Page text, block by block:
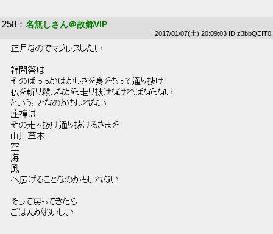
258 ： 名無しさん＠故郷VIP
2017/01/07(土) 20:09:03 ID:z3bbQEIT0
正月なのでマジレスしたい
禅問答は
そのばっっかばかしさを身をもって通り抜け
仏を斬り殺しながら走り抜けなければならない
ということなのかもしれない
座禅は
その走り抜け通り抜けるさまを
山川草木
空
海
風
へ広げることなのかもしれない
そして戻ってきたら
ごはんがおいしい